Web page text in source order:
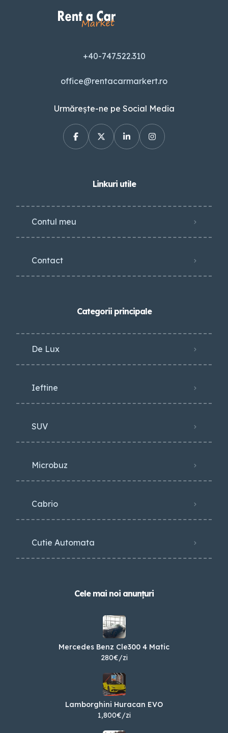
+40-747.522.310
office@rentacarmarkert.ro
Urmărește-ne pe Social Media
Linkuri utile
Contul meu
Contact
Categorii principale
De Lux
Ieftine
SUV
Microbuz
Cabrio
Cutie Automata
Cele mai noi anunțuri
Mercedes Benz Cle300 4 Matic
280€/zi
Lamborghini Huracan EVO
1,800€/zi